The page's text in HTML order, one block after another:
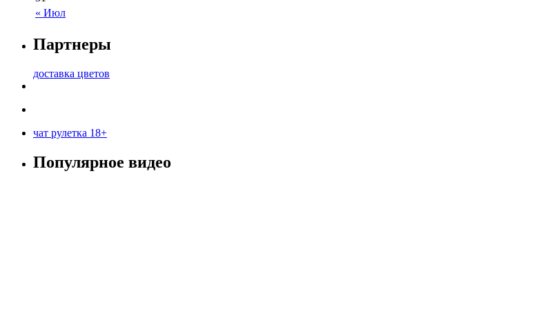
« Июл
Партнеры
доставка цветов
чат рулетка 18+
Популярное видео